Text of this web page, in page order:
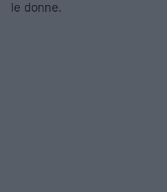
le donne.